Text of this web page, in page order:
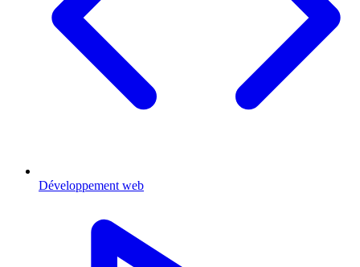
Développement web